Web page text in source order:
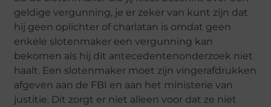
geldige vergunning, je er zeker van kunt zijn dat
hij geen oplichter of charlatan is omdat geen
enkele slotenmaker een vergunning kan
bekomen als hij dit antecedentenonderzoek niet
haalt. Een slotenmaker moet zijn vingerafdrukken
afgeven aan de FBI en aan het ministerie van
justitie. Dit zorgt er niet alleen voor dat ze niet